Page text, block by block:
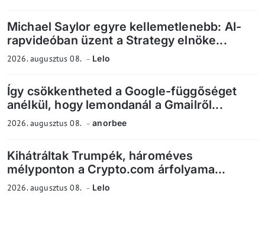
Michael Saylor egyre kellemetlenebb: AI-
rapvideóban üzent a Strategy elnöke...
2026. augusztus 08. Lelo
Így csökkentheted a Google-függőséget
anélkül, hogy lemondanál a Gmailről...
2026. augusztus 08. anorbee
Kihátráltak Trumpék, hároméves
mélyponton a Crypto.com árfolyama...
2026. augusztus 08. Lelo